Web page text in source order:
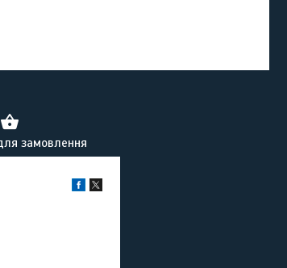
замовлення